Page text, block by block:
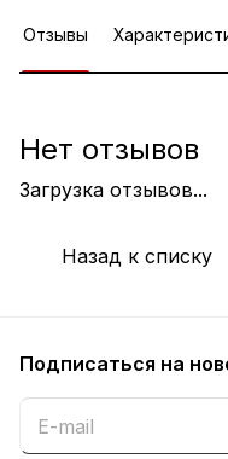
Отзывы
Загрузка отзывов...
Нет отзывов
Назад к списку
Подписаться на